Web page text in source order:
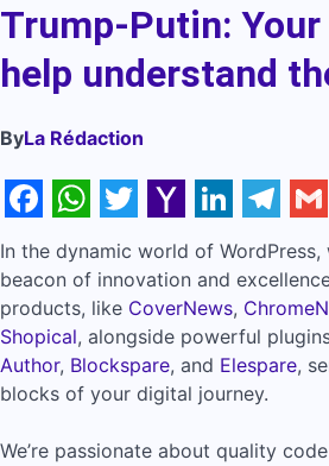
Trump-Putin:
help understand
ByLa Rédaction
Facebook
WhatsApp
Twitter
Yahoo
Mail
In the dynamic world of WordPress,
beacon of innovation and
products, like CoverNews,
Shopical, alongside powerful
Author, Blockspare, and Elespare,
blocks of your digital journey.
We’re passionate about quality